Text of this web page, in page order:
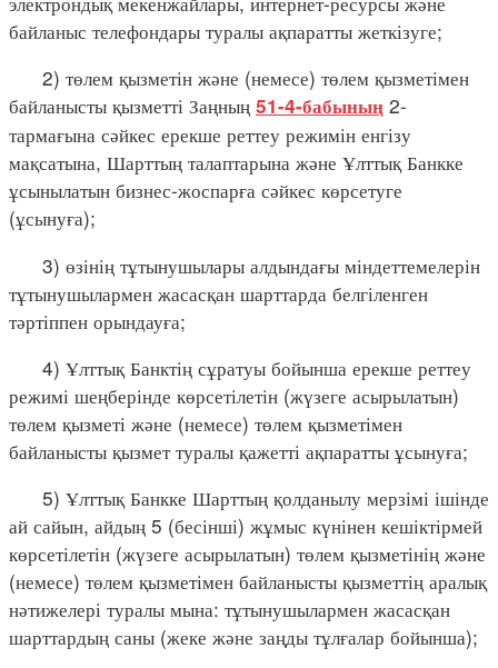
байланыс телефондары туралы ақпаратты жеткізуге;
2) төлем қызметін және (немесе) төлем қызметімен
байланысты қызметті Заңның 51-4-бабының 2-
тармағына сәйкес ерекше реттеу режимін енгізу
мақсатына, Шарттың талаптарына және Ұлттық Банкке
ұсынылатын бизнес-жоспарға сәйкес көрсетуге
(ұсынуға);
3) өзінің тұтынушылары алдындағы міндеттемелерін
тұтынушылармен жасасқан шарттарда белгіленген
тәртіппен орындауға;
4) Ұлттық Банктің сұратуы бойынша ерекше реттеу
режимі шеңберінде көрсетілетін (жүзеге асырылатын)
төлем қызметі және (немесе) төлем қызметімен
байланысты қызмет туралы қажетті ақпаратты ұсынуға;
5) Ұлттық Банкке Шарттың қолданылу мерзімі ішінде
ай сайын, айдың 5 (бесінші) жұмыс күнінен кешіктірмей
көрсетілетін (жүзеге асырылатын) төлем қызметінің және
(немесе) төлем қызметімен байланысты қызметтің аралық
нәтижелері туралы мына: тұтынушылармен жасасқан
шарттардың саны (жеке және заңды тұлғалар бойынша);